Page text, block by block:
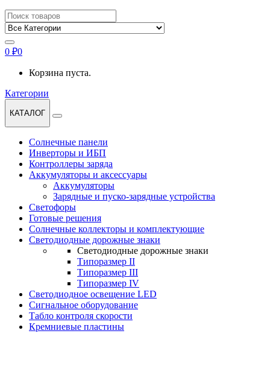
Найти:
0 ₽0
Корзина пуста.
Категории
КАТАЛОГ
Солнечные панели
Инверторы и ИБП
Контроллеры заряда
Аккумуляторы и аксессуары
Аккумуляторы
Зарядные и пуско-зарядные устройства
Светофоры
Готовые решения
Солнечные коллекторы и комплектующие
Светодиодные дорожные знаки
Светодиодные дорожные знаки
Типоразмер II
Типоразмер III
Типоразмер IV
Светодиодное освещение LED
Сигнальное оборудование
Табло контроля скорости
Кремниевые пластины